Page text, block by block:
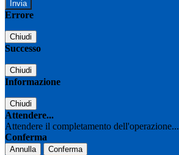
Errore
Chiudi
Successo
Chiudi
Informazione
Chiudi
Attendere...
Attendere il completamento dell'operazione...
Conferma
Annulla
Conferma